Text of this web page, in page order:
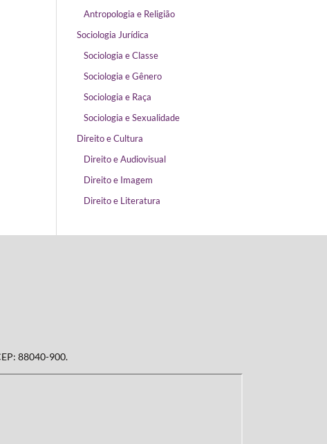
Antropologia e Religião
Sociologia Jurídica
Sociologia e Classe
Sociologia e Gênero
Sociologia e Raça
Sociologia e Sexualidade
Direito e Cultura
Direito e Audiovisual
Direito e Imagem
Direito e Literatura
88040-900.